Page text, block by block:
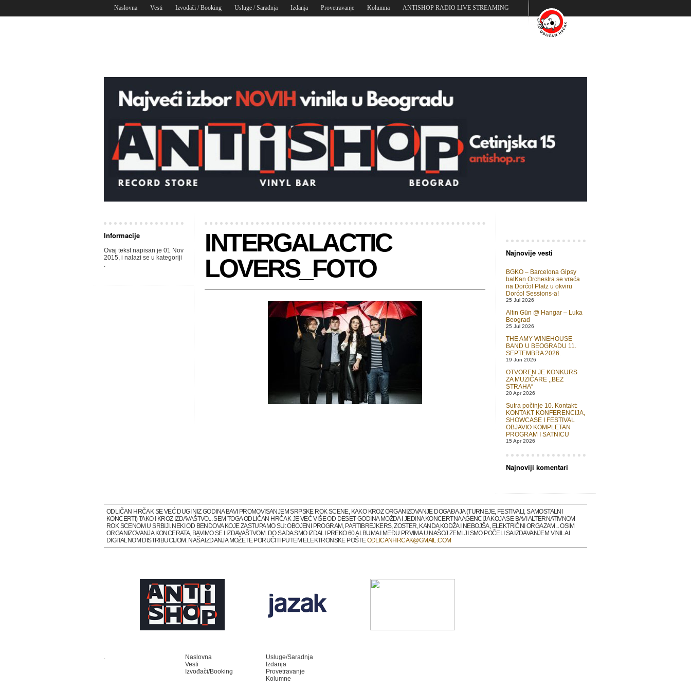
Naslovna Vesti Izvođači / Booking Usluge / Saradnja Izdanja Provetravanje Kolumna ANTISHOP RADIO LIVE STREAMING
Informacije
Ovaj tekst napisan je 01 Nov
2015, i nalazi se u kategoriji
.
INTERGALACTIC
LOVERS_FOTO
Najnovije vesti
BGKO – Barcelona Gipsy
balKan Orchestra se vraća
na Dorćol Platz u okviru
Dorćol Sessions-a!
25 Jul 2026
Altın Gün @ Hangar – Luka
Beograd
25 Jul 2026
THE AMY WINEHOUSE
BAND U BEOGRADU 11.
SEPTEMBRA 2026.
19 Jun 2026
OTVOREN JE KONKURS
ZA MUZIČARE ,,BEZ
STRAHA“
20 Apr 2026
Sutra počinje 10. Kontakt:
KONTAKT KONFERENCIJA,
SHOWCASE I FESTIVAL
OBJAVIO KOMPLETAN
PROGRAM I SATNICU
15 Apr 2026
Najnoviji komentari
ODLIČAN HRČAK SE VEĆ DUGI NIZ GODINA BAVI PROMOVISANJEM SRPSKE ROK SCENE, KAKO KROZ ORGANIZOVANJE DOGAĐAJA (TURNEJE, FESTIVALI, SAMOSTALNI
KONCERTI) TAKO I KROZ IZDAVAŠTVO... SEM TOGA ODLIČAN HRČAK JE VEĆ VIŠE OD DESET GODINA MOŽDA I JEDINA KONCERTNA AGENCIJA KOJA SE BAVI ALTERNATIVNOM
ROK SCENOM U SRBIJI. NEKI OD BENDOVA KOJE ZASTUPAMO SU: OBOJENI PROGRAM, PARTIBREJKERS, ZOSTER, KANDA KODŽA I NEBOJŠA, ELEKTRIČNI ORGAZAM... OSIM
ORGANIZOVANJA KONCERATA, BAVIMO SE I IZDAVAŠTVOM. DO SADA SMO IZDALI PREKO 60 ALBUMA I MEĐU PRVIMA U NAŠOJ ZEMLJI SMO POČELI SA IZDAVANJEM VINILA I
DIGITALNOM DISTRIBUCIJOM. NAŠA IZDANJA MOŽETE PORUČITI PUTEM ELEKTRONSKE POŠTEODLICANHRCAK@GMAIL.COM
.
Naslovna
Vesti
Izvođači/Booking
Usluge/Saradnja
Izdanja
Provetravanje
Kolumne